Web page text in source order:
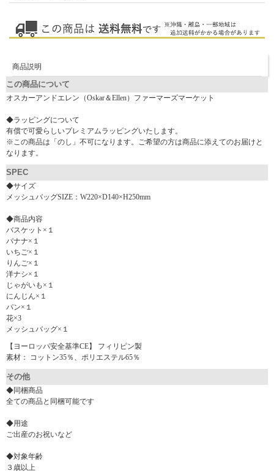
商品説明
この商品について
オスカーアンドエレン（Oskar＆Ellen）ファーマーズマーケット
◆ラッピングについて
有償で可愛らしいプレミアムラッピングいたします。
※この商品は「のし」不可になります。ご希望の方は商品に添えてのお届けと
なります。
SPEC
◆サイズ
メッシュバッグSIZE：W220×D140×H250mm
◆商品内容
バスケット×１
バナナ×１
いちご×１
りんご×１
洋ナシ×１
じゃがいも×１
にんじん×１
パン×１
花×3
メッシュバッグ×１
【ヨーロッパ安全基準CE】 フィリピン製
素材： コットン35％、ポリエステル65％
その他
◆同梱商品
全ての商品と同梱可能です
◆用途
ご出産のお祝いなど
◆対象年齢
３歳以上